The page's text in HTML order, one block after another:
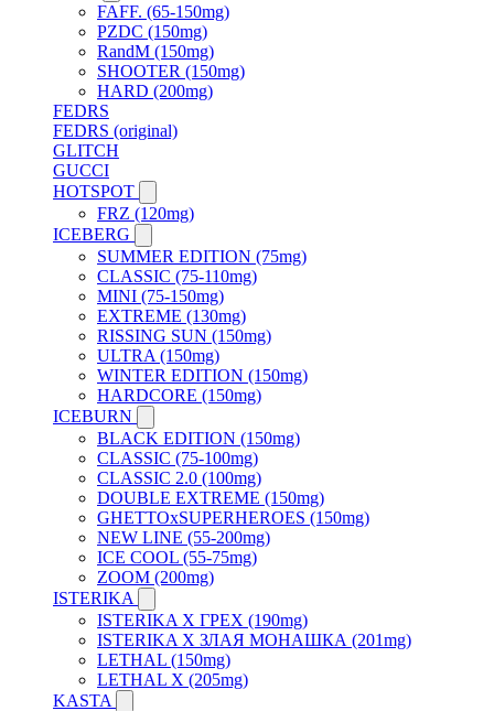
FAFF. (65-150mg)
PZDC (150mg)
RandM (150mg)
SHOOTER (150mg)
HARD (200mg)
FEDRS
FEDRS (original)
GLITCH
GUCCI
HOTSPOT
FRZ (120mg)
ICEBERG
SUMMER EDITION (75mg)
CLASSIC (75-110mg)
MINI (75-150mg)
EXTREME (130mg)
RISSING SUN (150mg)
ULTRA (150mg)
WINTER EDITION (150mg)
HARDCORE (150mg)
ICEBURN
BLACK EDITION (150mg)
CLASSIC (75-100mg)
CLASSIC 2.0 (100mg)
DOUBLE EXTREME (150mg)
GHETTOxSUPERHEROES (150mg)
NEW LINE (55-200mg)
ICE COOL (55-75mg)
ZOOM (200mg)
ISTERIKA
ISTERIKA X ГРЕХ (190mg)
ISTERIKA X ЗЛАЯ МОНАШКА (201mg)
LETHAL (150mg)
LETHAL X (205mg)
KASTA